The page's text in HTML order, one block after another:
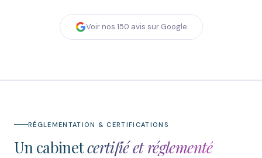
Voir nos 150 avis sur Google
RÉGLEMENTATION & CERTIFICATIONS
Un cabinetcertifié et réglementé